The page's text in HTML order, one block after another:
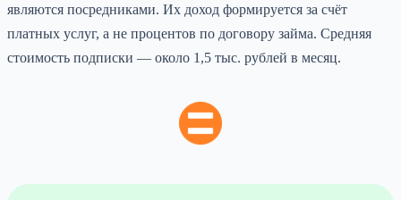
являются посредниками. Их доход формируется за счёт
платных услуг, а не процентов по договору займа. Средняя
стоимость подписки — около 1,5 тыс. рублей в месяц.